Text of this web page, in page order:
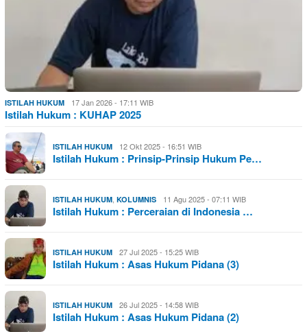
ISTILAH HUKUM 17 Jan 2026 - 17:11 WIB
Istilah Hukum : KUHAP 2025
ISTILAH HUKUM 12 Okt 2025 - 16:51 WIB
Istilah Hukum : Prinsip-Prinsip Hukum Pe…
ISTILAH HUKUM, KOLUMNIS 11 Agu 2025 - 07:11 WIB
Istilah Hukum : Perceraian di Indonesia …
ISTILAH HUKUM 27 Jul 2025 - 15:25 WIB
Istilah Hukum : Asas Hukum Pidana (3)
ISTILAH HUKUM 26 Jul 2025 - 14:58 WIB
Istilah Hukum : Asas Hukum Pidana (2)